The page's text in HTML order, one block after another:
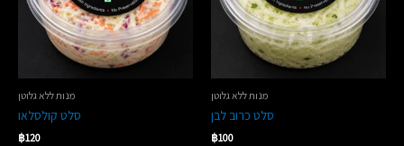
מנות ללא גלוטן
סלט כרוב לבן
฿100
מנות ללא גלוטן
סלט קולסלאו
฿120